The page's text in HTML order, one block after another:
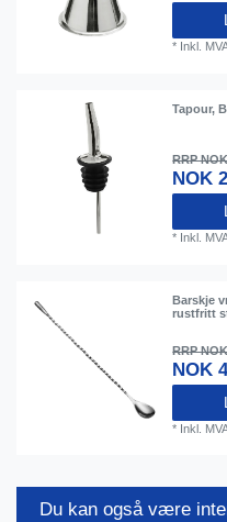
* Inkl.
Tapour,
RRP
NOK
* Inkl.
Barskje
rustfritt
RRP
NOK
* Inkl.
Du kan også være